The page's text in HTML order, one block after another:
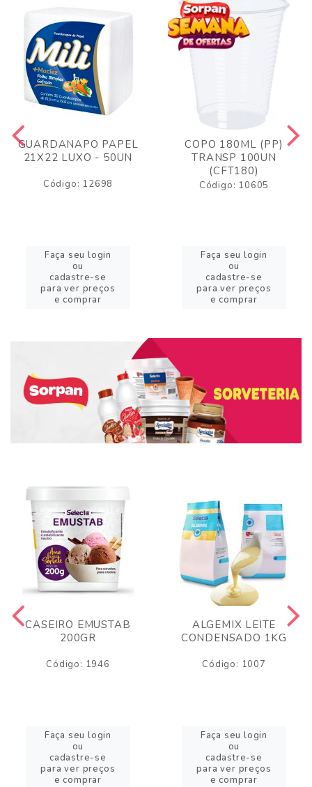
GUARDANAPO PAPEL
21X22 LUXO - 50UN
Código: 12698
Faça seu login
ou
cadastre-se
para ver preços
e comprar
COPO 180ML (PP)
TRANSP 100UN
(CFT180)
Código: 10605
Faça seu login
ou
cadastre-se
para ver preços
e comprar
CASEIRO EMUSTAB
200GR
Código: 1946
Faça seu login
ou
cadastre-se
para ver preços
e comprar
ALGEMIX LEITE
CONDENSADO 1KG
Código: 1007
Faça seu login
ou
cadastre-se
para ver preços
e comprar